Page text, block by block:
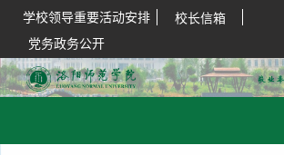
学校领导重要活动安排
校长信箱
党务政务公开